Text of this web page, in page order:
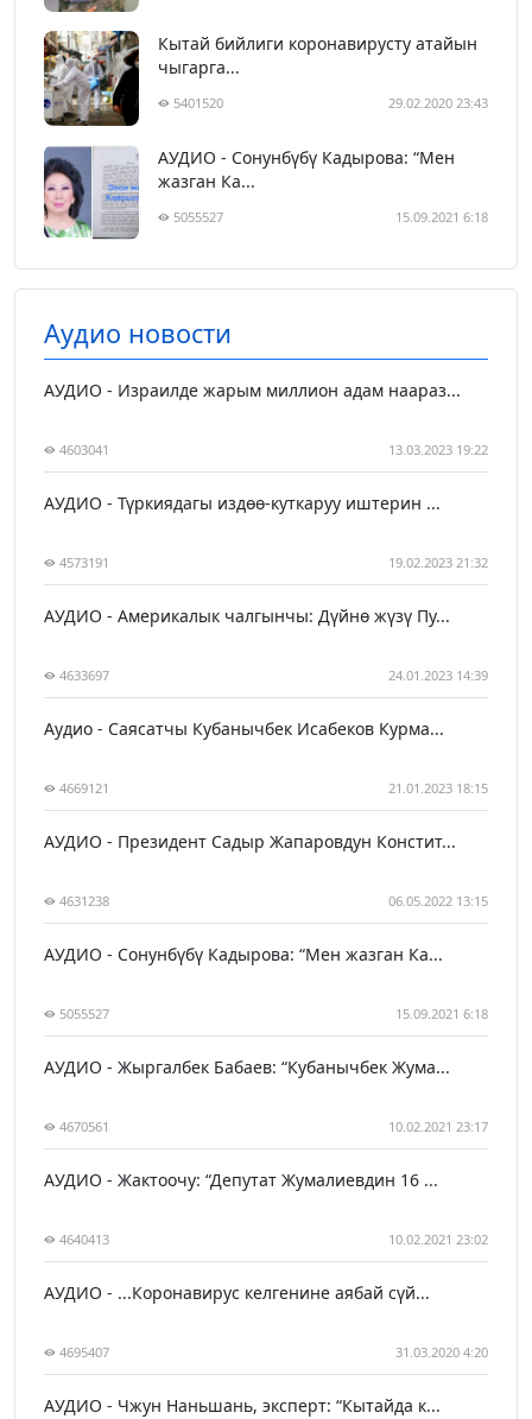
Кытай бийлиги коронавирусту атайын
чыгарга...
5401520 29.02.2020 23:43
АУДИО - Сонунбүбү Кадырова: “Мен
жазган Ка...
5055527 15.09.2021 6:18
Аудио новости
АУДИО - Израилде жарым миллион адам наараз...
4603041 13.03.2023 19:22
АУДИО - Түркиядагы издөө-куткаруу иштерин ...
4573191 19.02.2023 21:32
АУДИО - Америкалык чалгынчы: Дүйнө жүзү Пу...
4633697 24.01.2023 14:39
Аудио - Саясатчы Кубанычбек Исабеков Курма...
4669121 21.01.2023 18:15
АУДИО - Президент Садыр Жапаровдун Констит...
4631238 06.05.2022 13:15
АУДИО - Сонунбүбү Кадырова: “Мен жазган Ка...
5055527 15.09.2021 6:18
АУДИО - Жыргалбек Бабаев: “Кубанычбек Жума...
4670561 10.02.2021 23:17
АУДИО - Жактоочу: “Депутат Жумалиевдин 16 ...
4640413 10.02.2021 23:02
АУДИО - ...Коронавирус келгенине аябай сүй...
4695407 31.03.2020 4:20
АУДИО - Чжун Наньшань, эксперт: “Кытайда к...